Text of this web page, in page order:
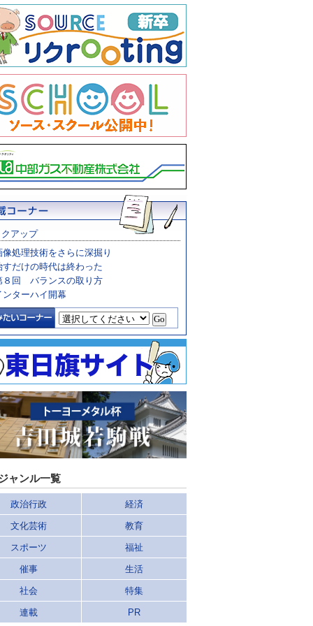
アップ
像処理技術をさらに深掘り
すだけの時代は終わった
８回 バランスの取り方
ンターハイ開幕
ャンル一覧
政治行政 経済
文化芸術 教育
スポーツ 福祉
催事 生活
社会 特集
連載 PR